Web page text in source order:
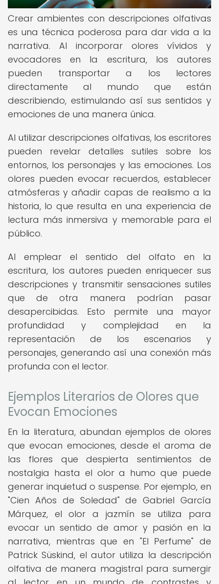
Crear ambientes con descripciones olfativas
es una técnica poderosa para dar vida a la
narrativa. Al incorporar olores vívidos y
evocadores en la escritura, los autores
pueden transportar a los lectores
directamente al mundo que están
describiendo, estimulando así sus sentidos y
emociones de una manera única.
Al utilizar descripciones olfativas, los escritores
pueden revelar detalles sutiles sobre los
entornos, los personajes y las emociones. Los
olores pueden evocar recuerdos, establecer
atmósferas y añadir capas de realismo a la
historia, lo que resulta en una experiencia de
lectura más inmersiva y memorable para el
público.
Al emplear el sentido del olfato en la
escritura, los autores pueden enriquecer sus
descripciones y transmitir sensaciones sutiles
que de otra manera podrían pasar
desapercibidas. Esto permite una mayor
profundidad y complejidad en la
representación de los escenarios y
personajes, generando así una conexión más
profunda con el lector.
Ejemplos Literarios de Olores que
Evocan Emociones
En la literatura, abundan ejemplos de olores
que evocan emociones, desde el aroma de
las flores que despierta sentimientos de
nostalgia hasta el olor a humo que puede
generar inquietud o suspense. Por ejemplo, en
"Cien Años de Soledad" de Gabriel García
Márquez, el olor a jazmín se utiliza para
evocar un sentido de amor y pasión en la
narrativa, mientras que en "El Perfume" de
Patrick Süskind, el autor utiliza la descripción
olfativa de manera magistral para sumergir